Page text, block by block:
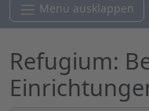
Menü ausklappen
Refugium: